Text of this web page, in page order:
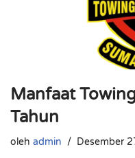
Manfaat
Tahun
oleh admin Desember